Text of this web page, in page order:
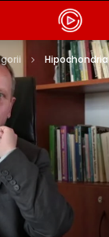
Hipochondria